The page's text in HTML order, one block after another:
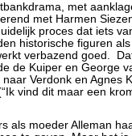
met
met Harmen
proces dat iets
historische figuren
verbazend goed.
de Kuiper en George
Verdonk en Agnes
vind dit maar een
als moeder Alleman